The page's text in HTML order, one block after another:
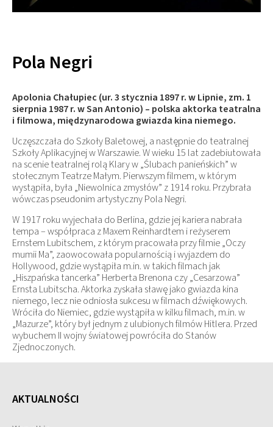
Pola Negri
Apolonia Chałupiec (ur. 3 stycznia 1897 r. w Lipnie, zm. 1
sierpnia 1987 r. w San Antonio) – polska aktorka teatralna
i filmowa, międzynarodowa gwiazda kina niemego.
Uczęszczała do Szkoły Baletowej, a następnie do teatralnej
Szkoły Aplikacyjnej w Warszawie. W wieku 15 lat zadebiutowała
na scenie teatralnej rolą Klary w „Ślubach panieńskich” w
stołecznym Teatrze Małym. Pierwszym filmem, w którym
wystąpiła, była „Niewolnica zmysłów” z 1914 roku. Przybrała
wówczas pseudonim artystyczny Pola Negri.
W 1917 roku wyjechała do Berlina, gdzie jej kariera nabrała
tempa – współpraca z Maxem Reinhardtem i reżyserem
Ernstem Lubitschem, z którym pracowała przy filmie „Oczy
mumii Ma”, zaowocowała popularnością i wyjazdem do
Hollywood, gdzie wystąpiła m.in. w takich filmach jak
„Hiszpańska tancerka” Herberta Brenona czy „Cesarzowa”
Ernsta Lubitscha. Aktorka zyskała sławę jako gwiazda kina
niemego, lecz nie odniosła sukcesu w filmach dźwiękowych.
Wróciła do Niemiec, gdzie wystąpiła w kilku filmach, m.in. w
„Mazurze”, który był jednym z ulubionych filmów Hitlera. Przed
wybuchem II wojny światowej powróciła do Stanów
Zjednoczonych.
AKTUALNOŚCI